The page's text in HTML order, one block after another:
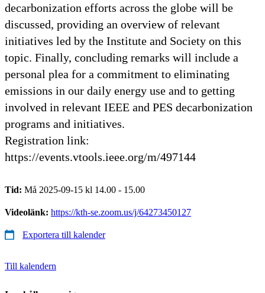
decarbonization efforts across the globe will be
discussed, providing an overview of relevant
initiatives led by the Institute and Society on this
topic. Finally, concluding remarks will include a
personal plea for a commitment to eliminating
emissions in our daily energy use and to getting
involved in relevant IEEE and PES decarbonization
programs and initiatives.
Registration link:
https://events.vtools.ieee.org/m/497144
Tid: Må 2025-09-15 kl 14.00 - 15.00
Videolänk: https://kth-se.zoom.us/j/64273450127
Exportera till kalender
Till kalendern